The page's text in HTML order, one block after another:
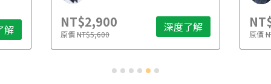
解 NT$2,900
原價NT$5,600 深度了解 原價